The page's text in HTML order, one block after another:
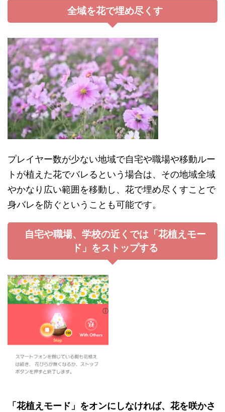
全域を花で埋め尽くす
プレイヤー数が少ない地域で自宅や職場や移動ルー
トが植えた花でバレるという場合は、その地域全域
やかなり広い範囲を移動し、花で埋め尽くすことで
身バレを防ぐということも可能です。
自宅や職場、学校の近くでは「花植えモー
ド」をストップする
「花植えモード」をオンにしなければ、花を咲かさ